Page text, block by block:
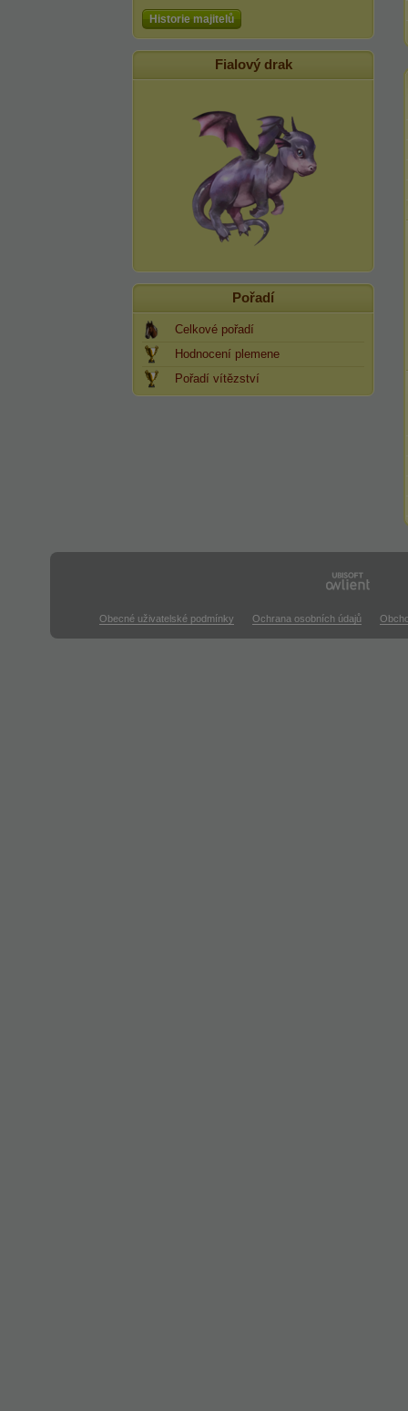
Historie majitelů
Fialový drak
Pořadí
Celkové pořadí
Hodnocení plemene
Pořadí vítězství
Obecné uživatelské podmínky Ochrana osobních údajů